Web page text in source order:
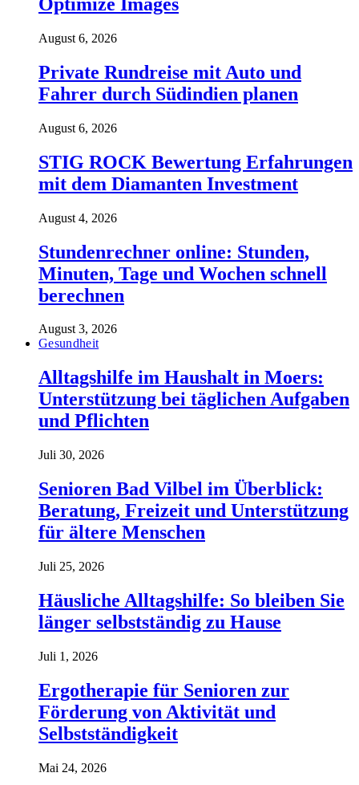
August 6, 2026
Private Rundreise mit Auto und
Fahrer durch Südindien planen
August 6, 2026
STIG ROCK Bewertung Erfahrungen
mit dem Diamanten Investment
August 4, 2026
Stundenrechner online: Stunden,
Minuten, Tage und Wochen schnell
berechnen
August 3, 2026
Gesundheit
Alltagshilfe im Haushalt in Moers:
Unterstützung bei täglichen Aufgaben
und Pflichten
Juli 30, 2026
Senioren Bad Vilbel im Überblick:
Beratung, Freizeit und Unterstützung
für ältere Menschen
Juli 25, 2026
Häusliche Alltagshilfe: So bleiben Sie
länger selbstständig zu Hause
Juli 1, 2026
Ergotherapie für Senioren zur
Förderung von Aktivität und
Selbstständigkeit
Mai 24, 2026